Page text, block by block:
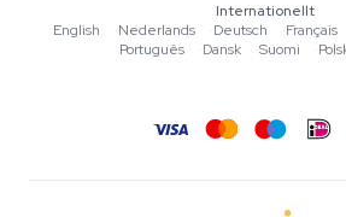
Redaktionella standarder
Verktyg & Kalkylatorer
Internationellt
English
·Nederlands ·Deutsch ·Français
Português
·Dansk ·Suomi ·